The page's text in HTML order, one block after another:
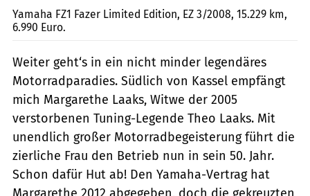
Yamaha FZ1 Fazer Limited Edition, EZ 3/2008, 15.229 km,
6.990 Euro.
Weiter geht‘s in ein nicht minder legendäres
Motorradparadies. Südlich von Kassel empfängt
mich Margarethe Laaks, Witwe der 2005
verstorbenen Tuning-Legende Theo Laaks. Mit
unendlich großer Motorradbegeisterung führt die
zierliche Frau den Betrieb nun in sein 50. Jahr.
Schon dafür Hut ab! Den Yamaha-Vertrag hat